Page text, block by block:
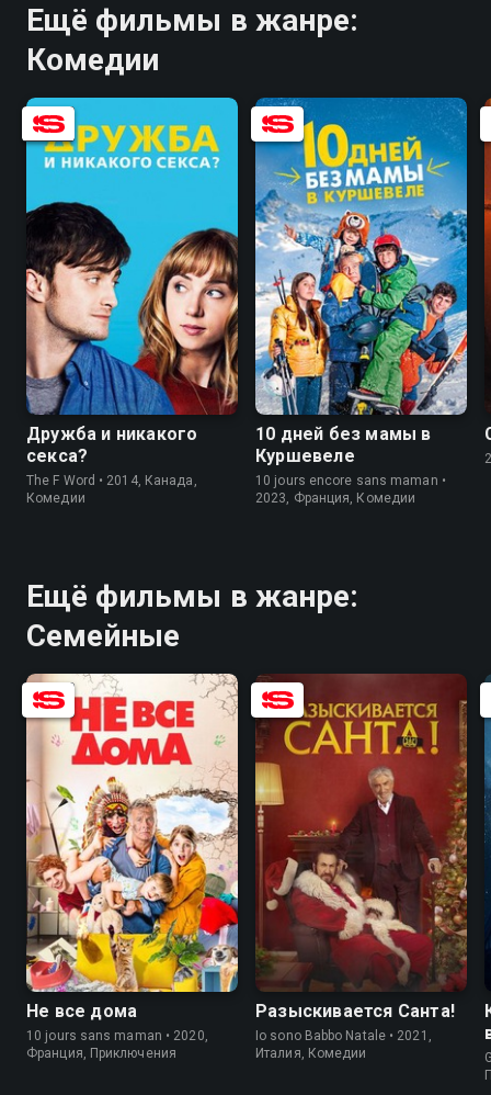
Ещё фильмы в жанре:
Комедии
6.6 6.8
Дружба и никакого
секса?
The F Word • 2014, Канада,
Комедии
6.9 5.0
10 дней без мамы в
Куршевеле
10 jours encore sans maman •
2023, Франция, Комедии
Ещё фильмы в жанре:
Семейные
7.0 5.4
Не все дома
10 jours sans maman • 2020,
Франция, Приключения
6.2
Разыскивается Санта!
Io sono Babbo Natale • 2021,
Италия, Комедии